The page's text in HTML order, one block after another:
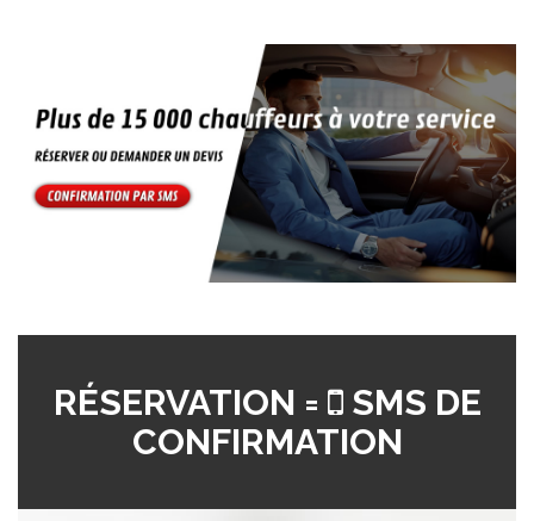
RÉSERVATION =
SMS DE
CONFIRMATION